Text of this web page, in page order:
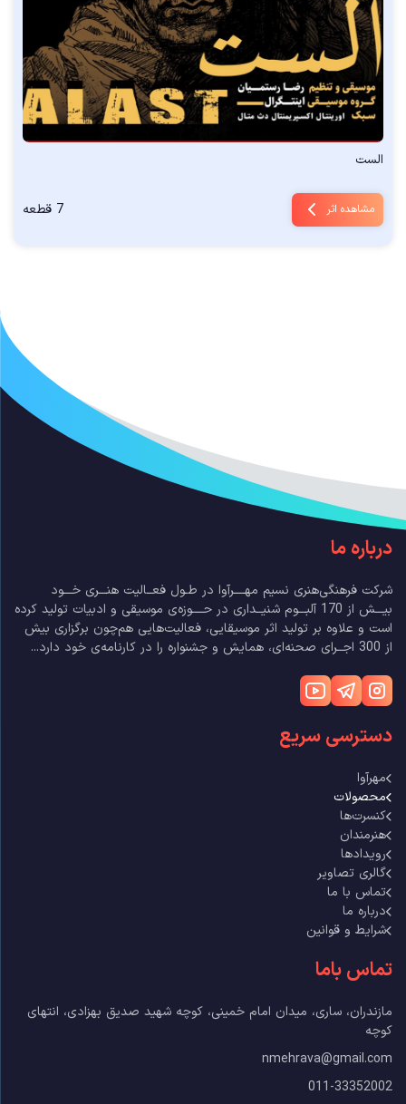
الست
مشاهده اثر 7 قطعه
درباره ما
شرکت فرهنگی‌هنری نسیم مهــــرآوا در طـول فعــالیت هنـــری خـــود
بیـــش از 170 آلبـــوم شنیــداری در حــــوزه‌ی موسیقی و ادبیات تولید کرده
است و علاوه بر تولید اثر موسیقایی، فعالیت‌هایی هم‌چون برگزاری بیش
از 300 اجــرای صحنه‌ای، همایش و جشنواره را در کارنامه‌ی خود دارد...
دسترسی سریع
مهرآوا
محصولات
کنسرت‌ها
هنرمندان
رویدادها
گالری تصاویر
تماس با ما
درباره ما
شرایط و قوانین
تماس باما
مازندران، ساری، میدان امام خمینی، کوچه شهید صدیق بهزادی، انتهای
کوچه
nmehrava@gmail.com
011-33352002